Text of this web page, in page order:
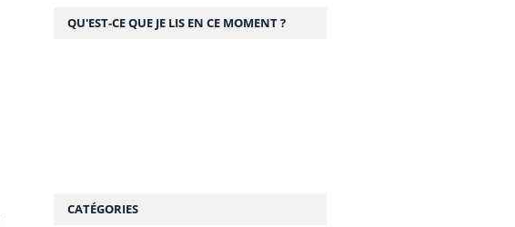
CATÉGORIES
QU'EST-CE QUE JE LIS EN CE MOMENT ?